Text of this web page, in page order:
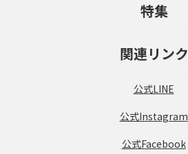
特集
関連リンク
公式LINE
公式Instagram
公式Facebook